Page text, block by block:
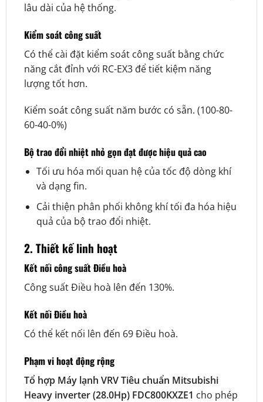
lâu dài của hệ thống.
Kiểm soát công suất
Có thể cài đặt kiểm soát công suất bằng chức
năng cắt đỉnh với RC-EX3 để tiết kiệm năng
lượng tốt hơn.
Kiểm soát công suất năm bước có sẵn. (100-80-
60-40-0%)
Bộ trao đổi nhiệt nhỏ gọn đạt được hiệu quả cao
Tối ưu hóa mối quan hệ của tốc độ dòng khí
và dạng fin.
Cải thiện phân phối không khí tối đa hóa hiệu
quả của bộ trao đổi nhiệt.
2. Thiết kế linh hoạt
Kết nối công suất Điều hoà
Công suất Điều hoà lên đến 130%.
Kết nối Điều hoà
Có thể kết nối lên đến 69 Điều hoà.
Phạm vi hoạt động rộng
Tổ hợp Máy lạnh VRV Tiêu chuẩn Mitsubishi
Heavy inverter (28.0Hp) FDC800KXZE1 cho phép